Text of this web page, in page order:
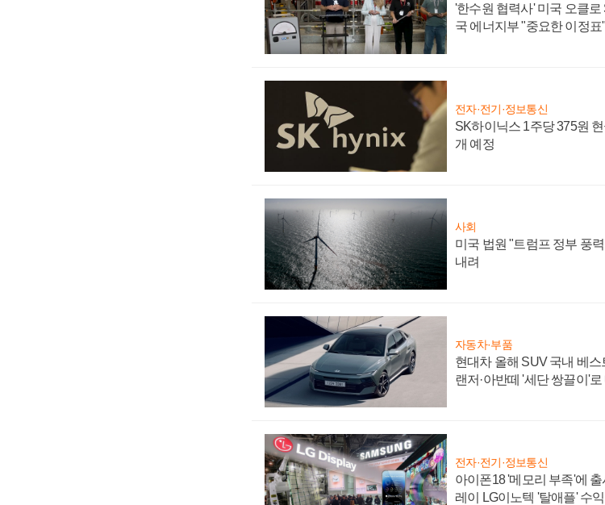
'한수원 협력사' 미국 오클로
국 에너지부 "중요한 이정표"
전자·전기·정보통신
SK하이닉스 1주당 375원
개 예정
사회
미국 법원 "트럼프 정부 풍
내려
자동차·부품
현대차 올해 SUV 국내 베
랜저·아반떼 '세단 쌍끌이'로
전자·전기·정보통신
아이폰18 '메모리 부족'에
레이 LG이노텍 '탈애플' 수